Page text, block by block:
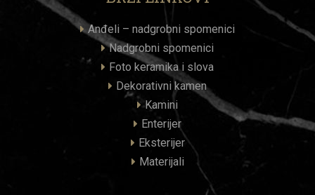
Anđeli – nadgrobni spomenici
Nadgrobni spomenici
Foto keramika i slova
Dekorativni kamen
Kamini
Enterijer
Eksterijer
Materijali